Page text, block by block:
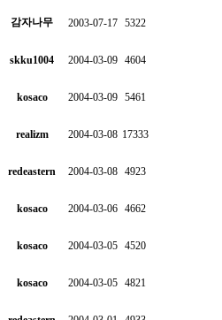
감자나무 2003-07-17 5322
skku1004 2004-03-09 4604
kosaco 2004-03-09 5461
realizm 2004-03-08 17333
redeastern 2004-03-08 4923
kosaco 2004-03-06 4662
kosaco 2004-03-05 4520
kosaco 2004-03-05 4821